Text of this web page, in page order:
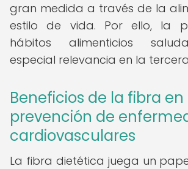
gran medida a través de la
estilo de vida. Por ello, la
hábitos alimenticios
especial relevancia en la
Beneficios de la fibra en
prevención de
cardiovasculares
La fibra dietética juega un